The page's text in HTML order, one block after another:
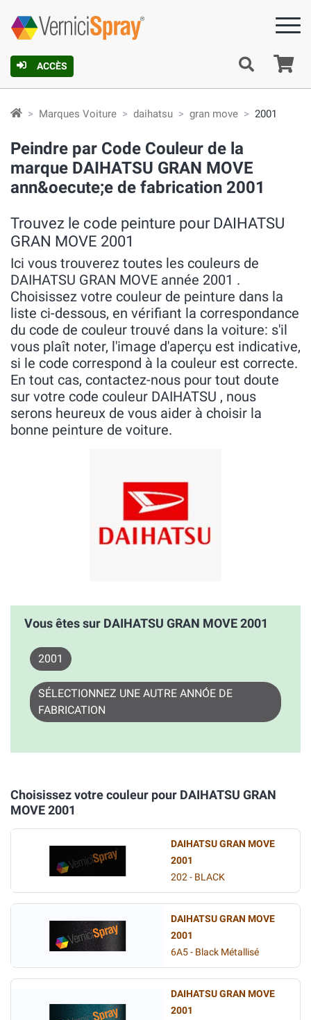
ACCÈS
Marques Voiture daihatsu gran move 2001
Peindre par Code Couleur de la
marque DAIHATSU GRAN MOVE
ann&oecute;e de fabrication 2001
Trouvez le code peinture pour DAIHATSU
GRAN MOVE 2001
Ici vous trouverez toutes les couleurs de
DAIHATSU GRAN MOVE année 2001 .
Choisissez votre couleur de peinture dans la
liste ci-dessous, en vérifiant la correspondance
du code de couleur trouvé dans la voiture: s'il
vous plaît noter, l'image d'aperçu est indicative,
si le code correspond à la couleur est correcte.
En tout cas, contactez-nous pour tout doute
sur votre code couleur DAIHATSU , nous
serons heureux de vous aider à choisir la
bonne peinture de voiture.
Vous êtes sur DAIHATSU GRAN MOVE 2001
2001
SÉLECTIONNEZ UNE AUTRE ANNÓE DE
FABRICATION
Choisissez votre couleur pour DAIHATSU GRAN
MOVE 2001
DAIHATSU GRAN MOVE
2001
202 - BLACK
DAIHATSU GRAN MOVE
2001
6A5 - Black Métallisé
DAIHATSU GRAN MOVE
2001